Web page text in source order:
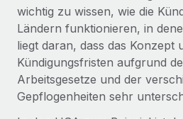
Integrationen
Prozessoptimierung mit
Tools
DIENSTLEISTUNGEN
Flexible Einbettung von
Plattform
Partner werden
Entdecke die Möglichkeiten
Webinare
Events
Newsroom
Informationen zu Gehältern
中文（简体）
wichtig zu wissen, wie die
Ländern funktionieren, in
liegt daran, dass das Konzept
Kündigungsfristen aufgrund
Arbeitsgesetze und der
Gepflogenheiten sehr